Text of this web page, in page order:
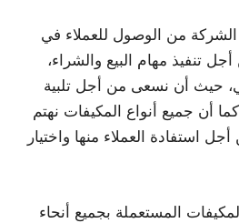
من الوصول للعملاء في
تنفيذ مهام البيع والشراء،
حيث أن نسعى من أجل تلبية
أن جميع أنواع المكيفات نهتم
استفادة العملاء منها واختيار
المستعملة بجميع أنحاء